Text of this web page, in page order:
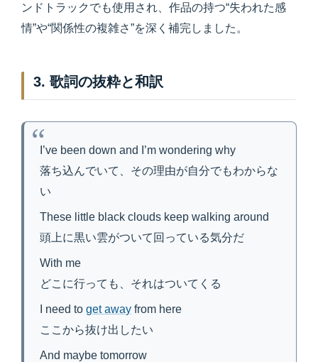
ンドトラックでも使用され、作品の持つ“失われた感
情”や“関係性の複雑さ”を深く補完しました。
3. 歌詞の抜粋と和訳
I’ve been down and I’m wondering why
落ち込んでいて、その理由が自分でもわからな
い
These little black clouds keep walking around
頭上に黒い雲がついて回っている気分だ
With me
どこに行っても、それはついてくる
I need to get away from here
ここから抜け出したい
And maybe tomorrow